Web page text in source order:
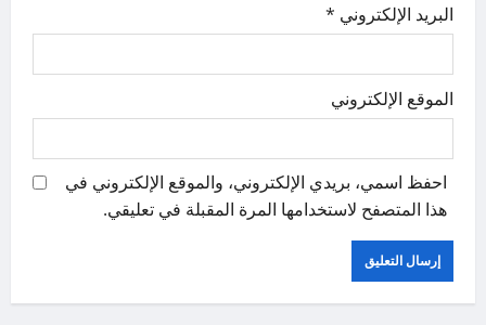
البريد الإلكتروني *
الموقع الإلكتروني
احفظ اسمي، بريدي الإلكتروني، والموقع الإلكتروني في
هذا المتصفح لاستخدامها المرة المقبلة في تعليقي.